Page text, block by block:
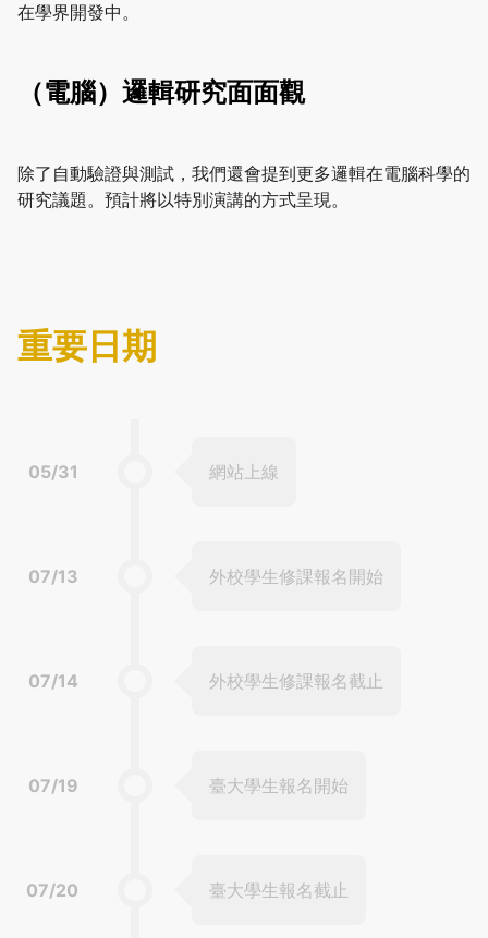
在學界開發中。
（電腦）邏輯研究面面觀
除了自動驗證與測試，我們還會提到更多邏輯在電腦科學的
研究議題。預計將以特別演講的方式呈現。
重要日期
05/31 網站上線
07/13 外校學生修課報名開始
07/14 外校學生修課報名截止
07/19 臺大學生報名開始
07/20 臺大學生報名截止